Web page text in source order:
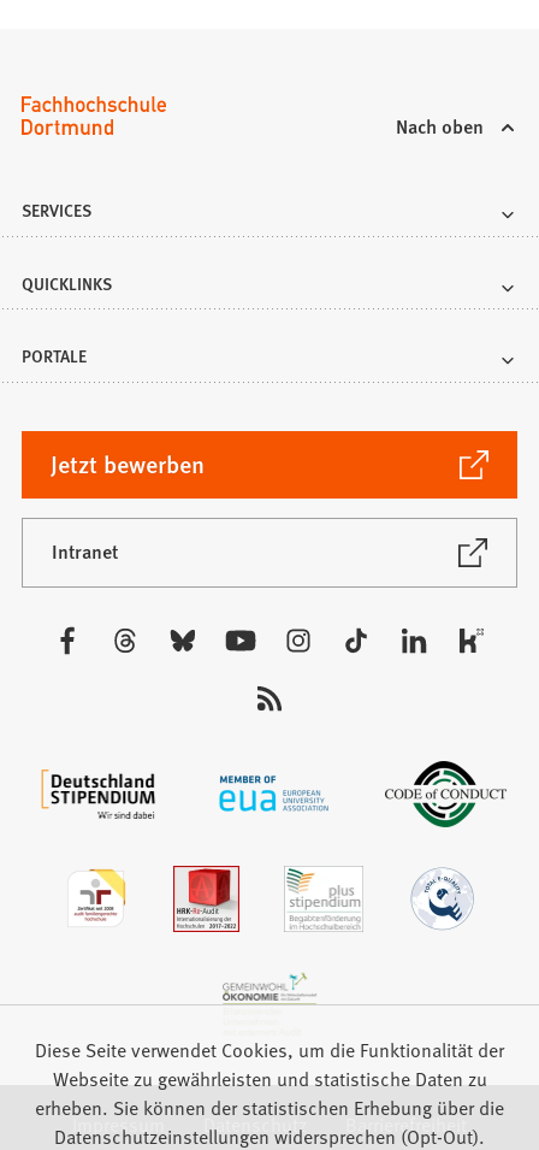
Nach oben
SERVICES
QUICKLINKS
PORTALE
Jetzt bewerben
(Öffnet
in
einem
neuen
Tab)
Intranet
(Öffnet
neuen
Besuchen
Impressum Datenschutz Barrierefreiheit
Diese Seite verwendet Cookies, um die Funktionalität der
Webseite zu gewährleisten und statistische Daten zu
erheben. Sie können der statistischen Erhebung über die
Datenschutzeinstellungen widersprechen (Opt-Out).